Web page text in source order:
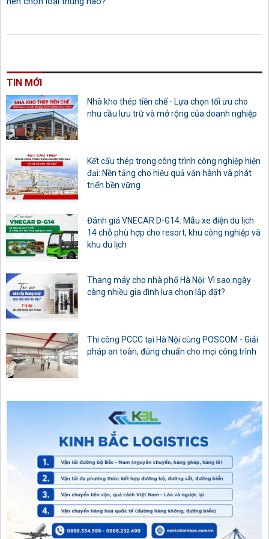
TIN MỚI
Nhà kho thép tiền chế - Lựa chọn tối ưu cho
nhu cầu lưu trữ và mở rộng của doanh nghiệp
Kết cấu thép trong công trình công nghiệp hiện
đại: Nền tảng cho hiệu quả vận hành và phát
triển bền vững
Đánh giá VNECAR D-G14: Mẫu xe điện du lịch
14 chỗ phù hợp cho resort, khu công nghiệp và
khu du lịch
Thang máy cho nhà phố Hà Nội: Vì sao ngày
càng nhiều gia đình lựa chọn lắp đặt?
Thi công PCCC tại Hà Nội cùng POSCOM - Giải
pháp an toàn, đúng chuẩn cho mọi công trình